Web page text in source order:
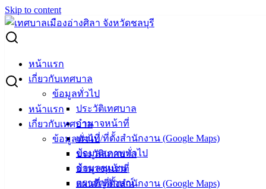
Skip to content
หน้าแรก
เกี่ยวกับเทศบาล
ข้อมูลทั่วไป
ประวัติเทศบาล
อำนาจหน้าที่
แผนที่/ที่ตั้งสำนักงาน (Google Maps)
ข้อมูลสภาพทั่วไป
ข้อมูลชุมชน
ตราสัญลักษณ์
หน้าแรก
เกี่ยวกับเทศบาล
ข้อมูลทั่วไป
ประวัติเทศบาล
อำนาจหน้าที่
แผนที่/ที่ตั้งสำนักงาน (Google Maps)
Search for:
เปลี่ยนแปลงป้ายรับรองมาตรฐานเป็น ป้ายสัญลักษณ์ SAN และ
SAN Plus
เปลี่ยนแปลงป้ายรับรองมาตรฐานเป็น ป้าย
สัญลักษณ์ SAN และ SAN Plus
กรกฎาคม 24, 2024กรกฎาคม 24, 2024
กิจกรรมอ่างศิลา
,ข่าวสารน่ารู้